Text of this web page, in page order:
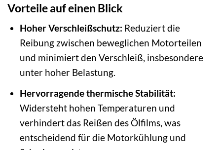
Vorteile auf einen Blick
Hoher Verschleißschutz: Reduziert die
Reibung zwischen beweglichen Motorteilen
und minimiert den Verschleiß, insbesondere
unter hoher Belastung.
Hervorragende thermische Stabilität:
Widersteht hohen Temperaturen und
verhindert das Reißen des Ölfilms, was
entscheidend für die Motorkühlung und